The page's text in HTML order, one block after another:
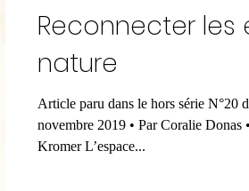
Archives Archives
Pressemitteilung
Reconnecter les
nature
Article paru dans le hors série N°20
novembre 2019 • Par Coralie Donas • Illustration : Sylvie
Kromer L’espace...